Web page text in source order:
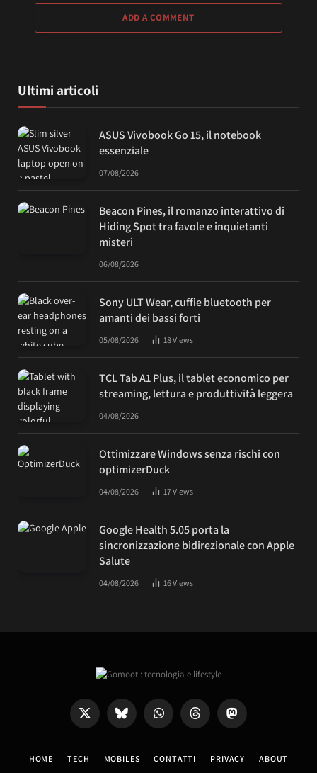
ADD A COMMENT
Ultimi articoli
ASUS Vivobook Go 15, il notebook
essenziale
07/08/2026
Beacon Pines, il romanzo interattivo di
Hiding Spot tra favole e inquietanti
misteri
06/08/2026
Sony ULT Wear, cuffie bluetooth per
amanti dei bassi forti
05/08/2026 18Views
TCL Tab A1 Plus, il tablet economico per
streaming, lettura e produttività leggera
04/08/2026
Ottimizzare Windows senza rischi con
optimizerDuck
04/08/2026 17Views
Google Health 5.05 porta la
sincronizzazione bidirezionale con Apple
Salute
04/08/2026 16Views
X
(Twitter)
Bluesky WhatsAppThreads Mastodon
HOME TECH MOBILES CONTATTI PRIVACY ABOUT